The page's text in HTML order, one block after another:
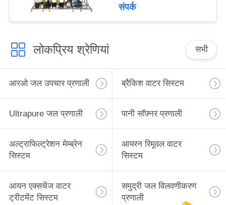
संपर्क
लोकप्रिय श्रेणियां सभी
आरओ जल उपचार प्रणाली ब्रैकिश वाटर सिस्टम
Ultrapure जल प्रणाली पानी सॉफ़्नर प्रणाली
अल्ट्राफिल्ट्रेशन मेम्ब्रेन
सिस्टम
आयरन रिमूवल वाटर
सिस्टम
आयन एक्सचेंज वाटर
ट्रीटमेंट सिस्टम
समुद्री जल विलवणीकरण
प्रणाली